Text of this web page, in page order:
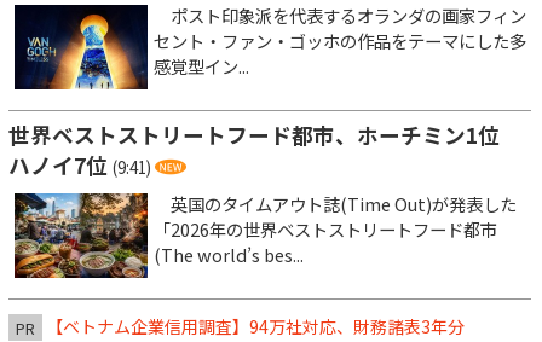
ポスト印象派を代表するオランダの画家フィン
セント・ファン・ゴッホの作品をテーマにした多
感覚型イン...
世界ベストストリートフード都市、ホーチミン1位
ハノイ7位 (9:41)
英国のタイムアウト誌(Time Out)が発表した
「2026年の世界ベストストリートフード都市
(The world’s bes...
PR 【ベトナム企業信用調査】94万社対応、財務諸表3年分